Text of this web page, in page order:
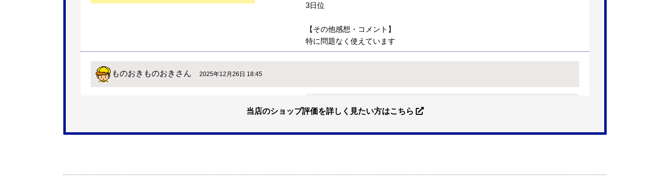
3日位
【その他感想・コメント】
特に問題なく使えています
ものおきものおき さん 2025年12月26日 18:45
はい
ショップからの連絡や対応は適切でしたか？ はい
商品の梱包は必要十分なものでしたか？ はい
【注文商品】ヒーター・ストーブ 【注文時期】2025年11月頃（モバ
イルから）
【注文からどのくらいで届きましたか？】
当店のショップ評価を詳しく見たい方はこちら